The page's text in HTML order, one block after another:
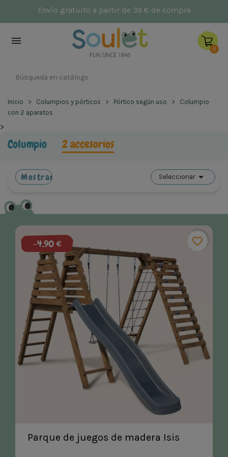
Envío gratuito
NUEVO: Parques

0
Inicio Columpios y pórticos Pórtico según uso
Columpio
con 2 aparatos
>
Mostrar filtros Seleccionar
Parque de juegos de madera Isis
-4,90 € favorite_border